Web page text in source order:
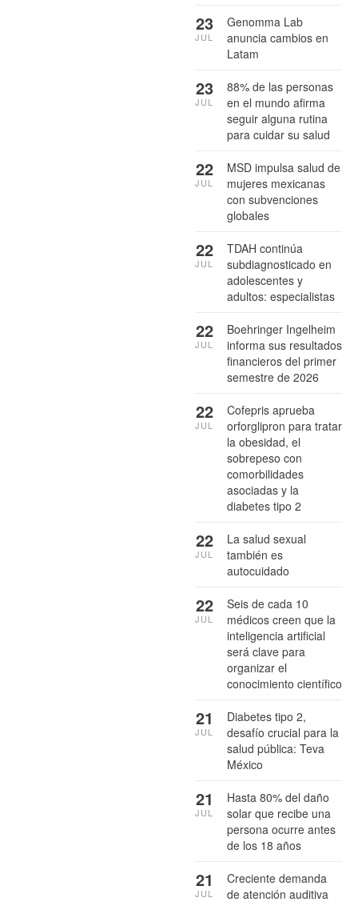
Genomma Lab
anuncia cambios en
Latam
23
JUL
88% de las personas
en el mundo afirma
seguir alguna rutina
para cuidar su salud
23
JUL
MSD impulsa salud de
mujeres mexicanas
con subvenciones
globales
22
JUL
TDAH continúa
subdiagnosticado en
adolescentes y
adultos: especialistas
22
JUL
Boehringer Ingelheim
informa sus resultados
financieros del primer
semestre de 2026
22
JUL
Cofepris aprueba
orforglipron para tratar
la obesidad, el
sobrepeso con
comorbilidades
asociadas y la
diabetes tipo 2
22
JUL
La salud sexual
también es
autocuidado
22
JUL
Seis de cada 10
médicos creen que la
inteligencia artificial
será clave para
organizar el
conocimiento científico
22
JUL
Diabetes tipo 2,
desafío crucial para la
salud pública: Teva
México
21
JUL
Hasta 80% del daño
solar que recibe una
persona ocurre antes
de los 18 años
21
JUL
Creciente demanda
de atención auditiva
21
JUL